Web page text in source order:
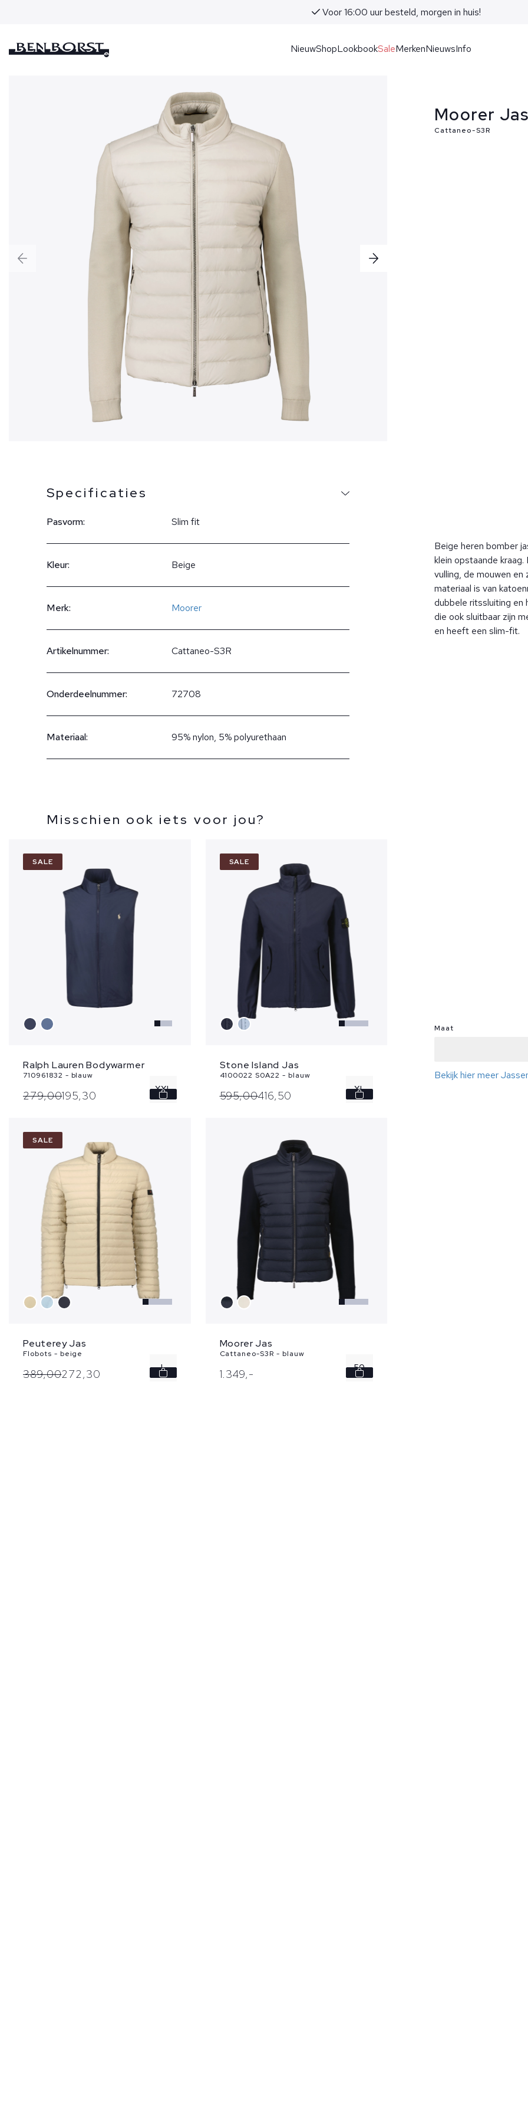
Voor 16:00 uur besteld, morgen in huis!
NieuwShopLookbookSaleMerkenNieuwsInfo
Specificaties
Pasvorm: Slim fit
Kleur: Beige
Merk: Moorer
Artikelnummer: Cattaneo-S3R
Onderdeelnummer: 72708
Materiaal: 95% nylon, 5% polyurethaan
Misschien ook iets voor jou?
SALE
Ralph Lauren Bodywarmer
710961832 - blauw
279,00195,30 XXL
SALE
Stone Island Jas
4100022 S0A22 - blauw
595,00416,50 XL
SALE
Peuterey Jas
Flobots - beige
389,00272,30 L
Moorer Jas
Cattaneo-S3R - blauw
1.349,- 50
Moorer
Cattaneo-S3R
Beige heren bomber
klein opstaande
vulling, de mouwen
materiaal is van
dubbele ritssluiting en
die ook sluitbaar zijn
en heeft een slim-fit.
Maat
Bekijk hier meer